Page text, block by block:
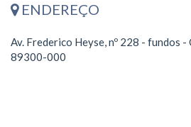
ENDEREÇO
Av. Frederico Heyse, nº 228 - fundos
89300-000